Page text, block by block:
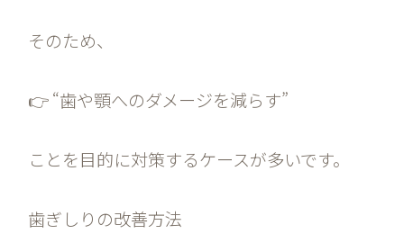
そのため、
👉 “歯や顎へのダメージを減らす”
ことを目的に対策するケースが多いです。
歯ぎしりの改善方法